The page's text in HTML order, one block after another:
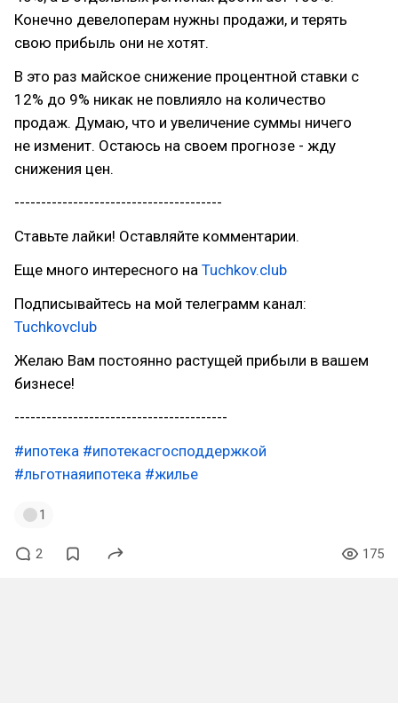
Конечно девелоперам нужны продажи, и терять
свою прибыль они не хотят.
В это раз майское снижение процентной ставки с
12% до 9% никак не повлияло на количество
продаж. Думаю, что и увеличение суммы ничего
не изменит. Остаюсь на своем прогнозе - жду
снижения цен.
---------------------------------------
Ставьте лайки! Оставляйте комментарии.
Еще много интересного на Tuchkov.club
Подписывайтесь на мой телеграмм канал:
Tuchkovclub
Желаю Вам постоянно растущей прибыли в вашем
бизнесе!
----------------------------------------
#ипотека #ипотекасгосподдержкой
#льготнаяипотека #жилье
1
2 175